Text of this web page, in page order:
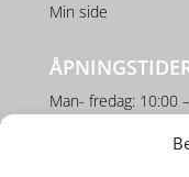
Min side
Man- fredag: 10:00
Lørdag: 10:00 –